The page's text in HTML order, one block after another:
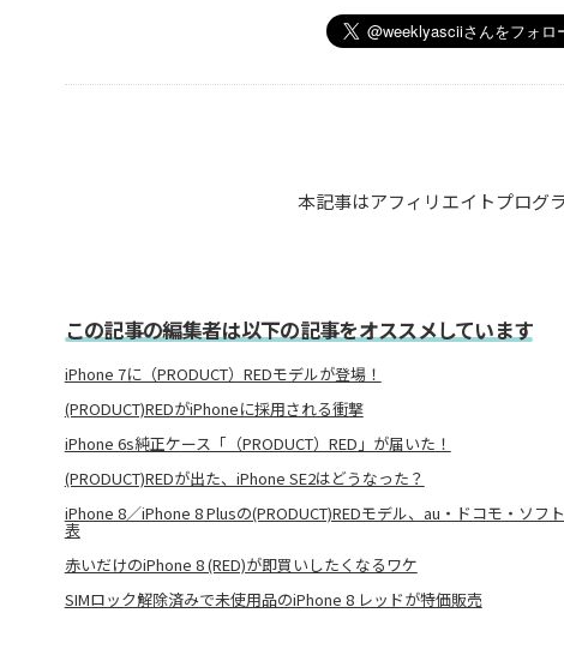
本記事はアフィリエイトプログ
この記事の編集者は以下の記事をオススメしています
iPhone 7に（PRODUCT）REDモデルが登場！
(PRODUCT)REDがiPhoneに採用される衝撃
iPhone 6s純正ケース「（PRODUCT）RED」が届いた！
(PRODUCT)REDが出た、iPhone SE2はどうなった？
iPhone 8／iPhone 8 Plusの(PRODUCT)REDモデル、au・ドコモ・ソフ
表
赤いだけのiPhone 8 (RED)が即買いしたくなるワケ
SIMロック解除済みで未使用品のiPhone 8 レッドが特価販売